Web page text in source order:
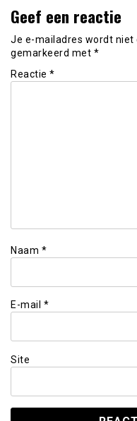
Geef een reactie
Je e-mailadres wordt niet
gemarkeerd met *
Reactie *
Naam *
E-mail *
Site